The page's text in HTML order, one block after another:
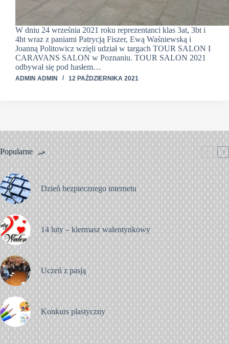
W dniu 24 września 2021 roku reprezentanci klas 3at, 3bt i
4ht wraz z paniami Patrycją Fiszer, Ewą Waśniewską i
Joanną Politowicz wzięli udział w targach TOUR SALON I
CARAVANS SALON w Poznaniu. TOUR SALON 2021
odbywał się pod hasłem…
ADMIN ADMIN 12 PAŹDZIERNIKA 2021
Popularne
Dzień bezpiecznego internetu
14 luty – kiermasz walentynkowy
Uczeń z pasją
Konkurs plastyczny